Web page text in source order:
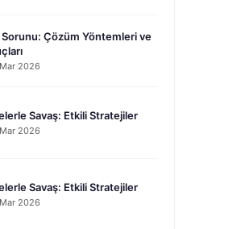
Sorunu: Çözüm Yöntemleri ve
2026
Savaş: Etkili Stratejiler
2026
Savaş: Etkili Stratejiler
2026